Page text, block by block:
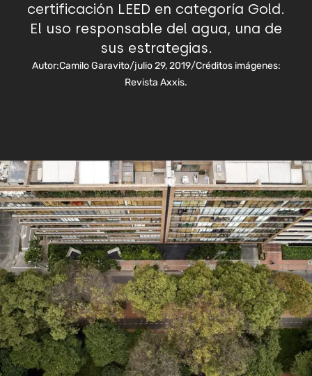
certificación LEED en categoría Gold.
El uso responsable del agua, una de
sus estrategias.
Autor:Camilo Garavito/julio 29, 2019/Créditos imágenes:
Revista Axxis.